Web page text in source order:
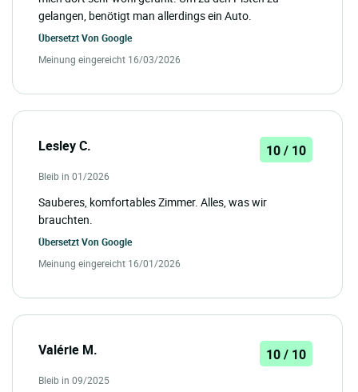
gelangen, benötigt man allerdings ein Auto.
Übersetzt Von Google
Meinung eingereicht 16/03/2026
Lesley C. 10 / 10
Bleib in 01/2026
Sauberes, komfortables Zimmer. Alles, was wir
brauchten.
Übersetzt Von Google
Meinung eingereicht 16/01/2026
Valérie M. 10 / 10
Bleib in 09/2025